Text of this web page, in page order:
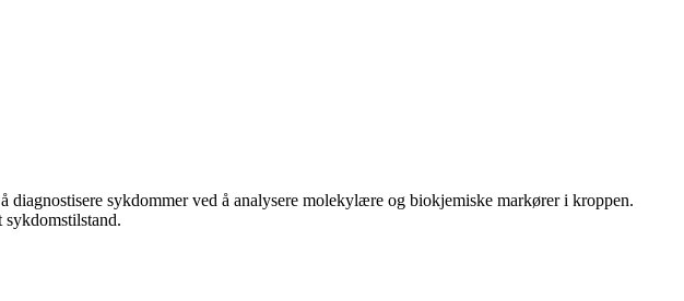
sykdommer ved å analysere molekylære og biokjemiske markører i kroppen.
sykdomstilstand.